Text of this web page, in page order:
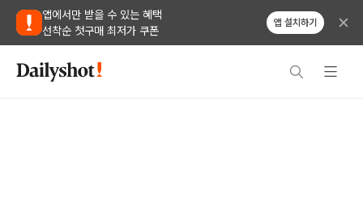
앱에서만 받을 수 있는 혜택
선착순 첫구매 최저가 쿠폰
앱 설치하기